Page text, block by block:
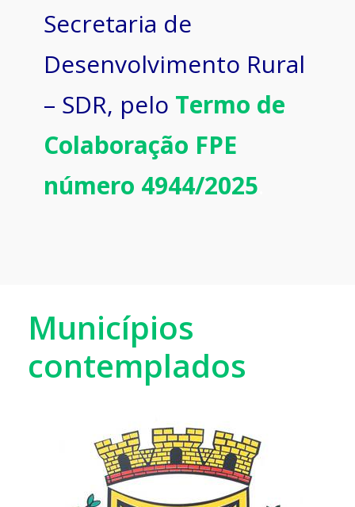
Secretaria de
Desenvolvimento Rural
– SDR, pelo Termo de
Colaboração FPE
número 4944/2025
Municípios
contemplados